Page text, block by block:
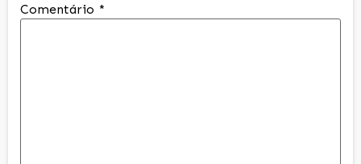
Comentário *